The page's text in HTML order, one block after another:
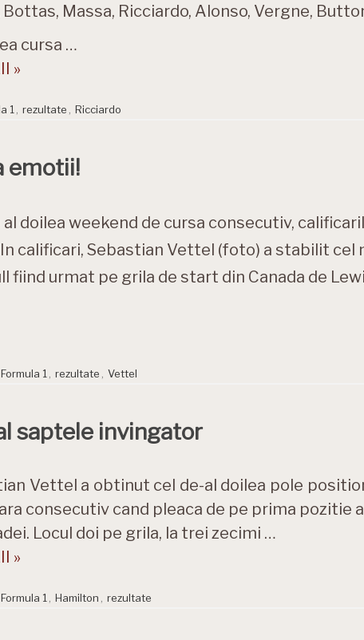
Massa, Ricciardo, Alonso, Vergne,
cursa …
»
1 rezultate Ricciardo
emotii!
al doilea weekend de cursa consecutiv,
calificari, Sebastian Vettel (foto) a stabilit cel
fiind urmat pe grila de start din Canada de
Formula 1 rezultate Vettel
saptele invingator
Vettel a obtinut cel de-al doilea pole
consecutiv cand pleaca de pe prima pozitie
Locul doi pe grila, la trei zecimi …
»
Formula 1 Hamilton rezultate